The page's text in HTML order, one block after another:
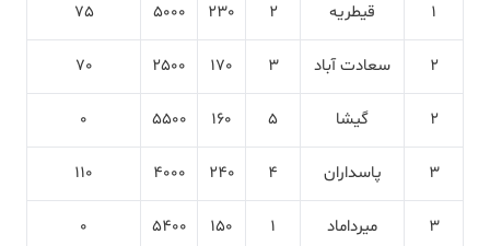
1 قیطریه 2
230
5000
75
2 سعادت آباد 3
170
2500
70
2 گیشا 5
160
5500
0
3 پاسداران 4
240
4000
110
3 میرداماد 1
150
5400
0